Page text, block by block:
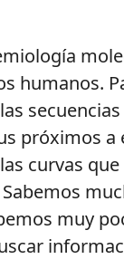
próximos
curvas
muy